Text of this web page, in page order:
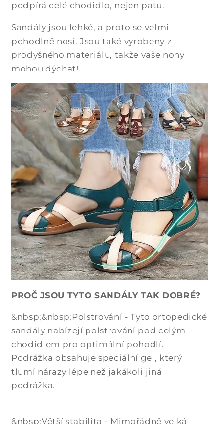
podpírá celé chodidlo, nejen patu.
Sandály jsou lehké, a proto se velmi
pohodlně nosí. Jsou také vyrobeny z
prodyšného materiálu, takže vaše nohy
mohou dýchat!
PROČ JSOU TYTO SANDÁLY TAK DOBRÉ?
&nbsp;&nbsp;Polstrování - Tyto ortopedické
sandály nabízejí polstrování pod celým
chodidlem pro optimální pohodlí.
Podrážka obsahuje speciální gel, který
tlumí nárazy lépe než jakákoli jiná
podrážka.
&nbsp;Větší stabilita - Mimořádně velká